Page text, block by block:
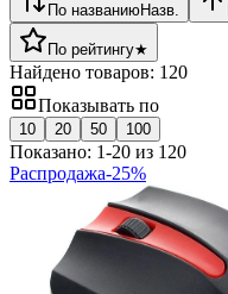
По названиюНазв.
По рейтингу★
Найдено товаров: 120
Показывать по
10 20 50 100
Показано: 1-20 из 120
Распродажа-25%